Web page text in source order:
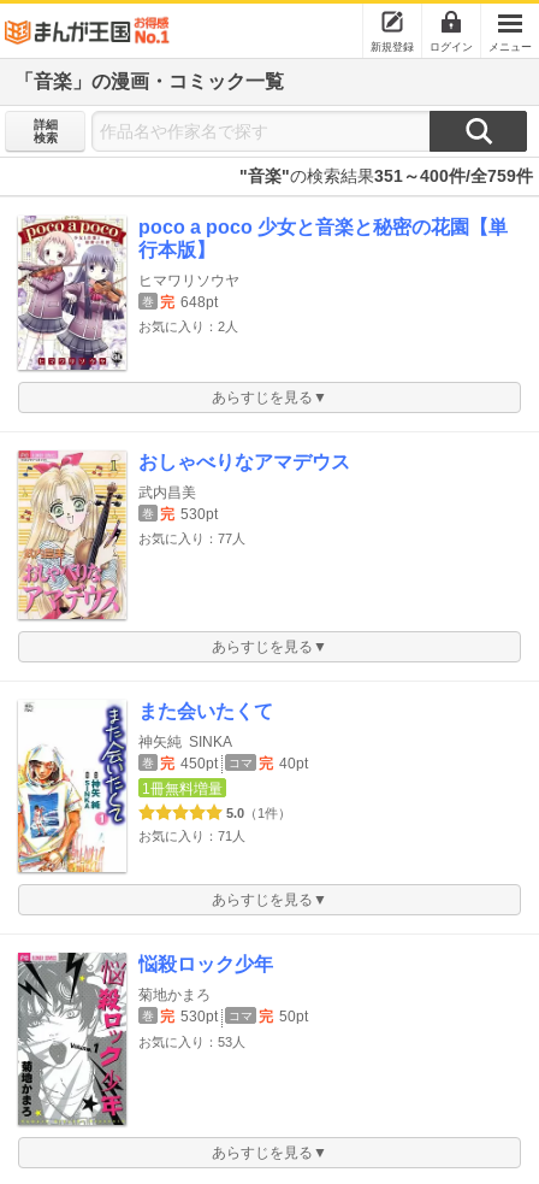
新規登録 ログイン メニュー
「音楽」の漫画・コミック一覧
詳細
検索
"音楽"の検索結果351～400件/全759件
poco a poco 少女と音楽と秘密の花園【単
行本版】
ヒマワリソウヤ
巻 完 648pt
お気に入り：2人
あらすじを見る▼
おしゃべりなアマデウス
武内昌美
巻 完 530pt
お気に入り：77人
あらすじを見る▼
また会いたくて
神矢純 SINKA
巻 完 450pt コマ 完 40pt
1冊無料増量
5.0 （1件）
お気に入り：71人
あらすじを見る▼
悩殺ロック少年
菊地かまろ
巻 完 530pt コマ 完 50pt
お気に入り：53人
あらすじを見る▼